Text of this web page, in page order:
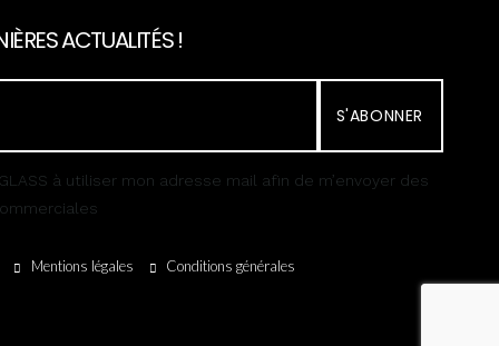
ACTUALITÉS !
S'ABONNER
GLASS à utiliser mon adresse mail afin de m’envoyer des
Mentions légales Conditions générales